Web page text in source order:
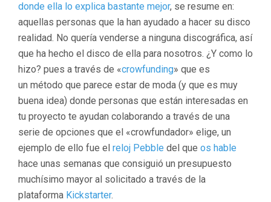
donde ella lo explica bastante mejor, se resume en:
aquellas personas que la han ayudado a hacer su disco
realidad. No quería venderse a ninguna discográfica, así
que ha hecho el disco de ella para nosotros. ¿Y como lo
hizo? pues a través de «crowfunding» que es
un método que parece estar de moda (y que es muy
buena idea) donde personas que están interesadas en
tu proyecto te ayudan colaborando a través de una
serie de opciones que el «crowfundador» elige, un
ejemplo de ello fue el reloj Pebble del que os hable
hace unas semanas que consiguió un presupuesto
muchísimo mayor al solicitado a través de la
plataforma Kickstarter.